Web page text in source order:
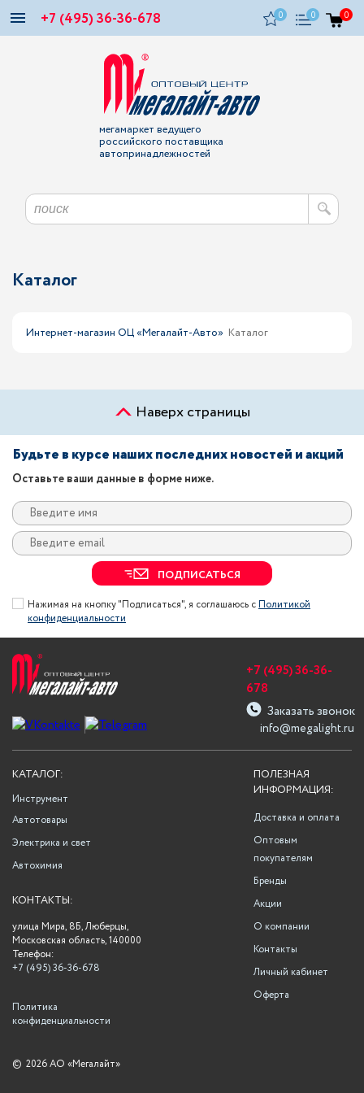
+7 (495) 36-36-678 0 0 0
мегамаркет ведущего
российского поставщика
автопринадлежностей
Каталог
Интернет-магазин ОЦ «Мегалайт-Авто» Каталог
Наверх страницы
Будьте в курсе наших последних новостей и акций
Оставьте ваши данные в форме ниже.
ПОДПИСАТЬСЯ
Нажимая на кнопку "Подписаться", я соглашаюсь сПолитикой
конфиденциальности
info@megalight.ru
+7 (495) 36-36-
678
Заказать звонок
ПОЛЕЗНАЯ
ИНФОРМАЦИЯ:
Доставка и оплата
Оптовым
покупателям
Бренды
Акции
О компании
Контакты
Личный кабинет
Оферта
КАТАЛОГ:
Инструмент
Автотовары
Электрика и свет
Автохимия
КОНТАКТЫ:
улица Мира, 8Б, Люберцы,
Московская область, 140000
Телефон:
+7 (495) 36-36-678
Политика
конфиденциальности
© 2026 АО «Мегалайт»